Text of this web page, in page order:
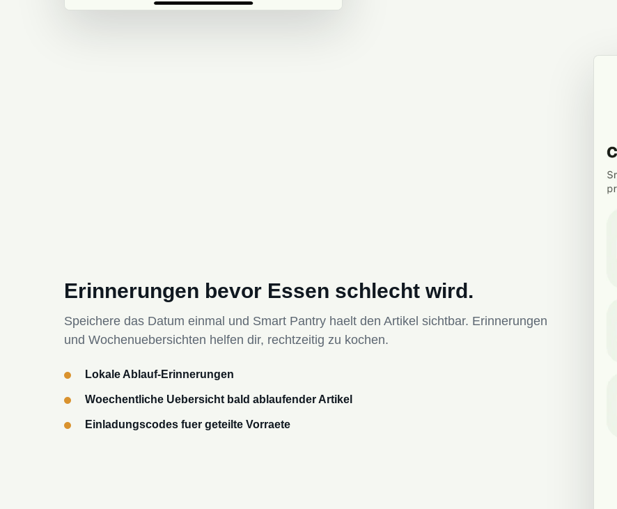
Erinnerungen bevor Essen schlecht wird.
Speichere das Datum einmal und Smart Pantry haelt den Artikel sichtbar. Erinnerungen
und Wochenuebersichten helfen dir, rechtzeitig zu kochen.
Lokale Ablauf-Erinnerungen
Woechentliche Uebersicht bald ablaufender Artikel
Einladungscodes fuer geteilte Vorraete